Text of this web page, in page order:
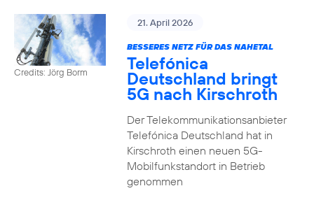
Credits: Jörg Borm
21. April 2026
BESSERES NETZ FÜR DAS NAHETAL
Telefónica
Deutschland bringt
5G nach Kirschroth
Der Telekommunikationsanbieter
Telefónica Deutschland hat in
Kirschroth einen neuen 5G-
Mobilfunkstandort in Betrieb
genommen